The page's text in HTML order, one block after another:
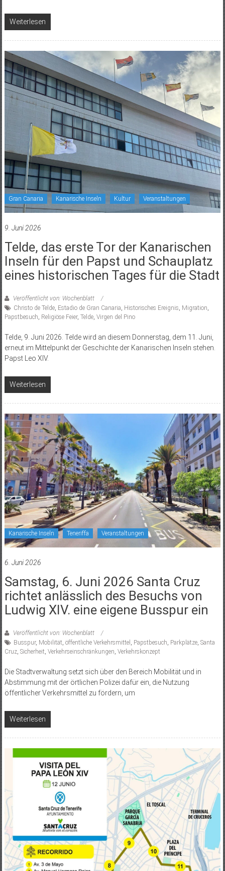
Weiterlesen
Gran Canaria Kanarische Inseln Kultur Veranstaltungen
9. Juni 2026
Telde, das erste Tor der Kanarischen
Inseln für den Papst und Schauplatz
eines historischen Tages für die Stadt
Veröffentlicht von: Wochenblatt
Christo de Telde, Estadio de Gran Canaria, Historisches Ereignis, Migration,
Papstbesuch, Religiöse Feier, Telde, Virgen del Pino
Telde, 9. Juni 2026. Telde wird an diesem Donnerstag, dem 11. Juni,
erneut im Mittelpunkt der Geschichte der Kanarischen Inseln stehen.
Papst Leo XIV.
Weiterlesen
Kanarische Inseln Teneriffa Veranstaltungen
6. Juni 2026
Samstag, 6. Juni 2026 Santa Cruz
richtet anlässlich des Besuchs von
Ludwig XIV. eine eigene Busspur ein
Veröffentlicht von: Wochenblatt
Busspur, Mobilität öffentliche Verkehrsmittel Papstbesuch Parkplätze, Santa
Cruz, Sicherheit Verkehrseinschränkungen Verkehrskonzept
Die Stadtverwaltung setzt sich über den Bereich Mobilität und in
Abstimmung mit der örtlichen Polizei dafür ein, die Nutzung
öffentlicher Verkehrsmittel zu fördern, um
Weiterlesen